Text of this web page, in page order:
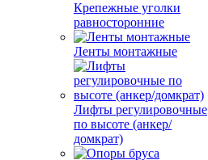
Крепежные уголки
равносторонние
Ленты монтажные
Лифты регулировочные
по высоте (анкер/
домкрат)